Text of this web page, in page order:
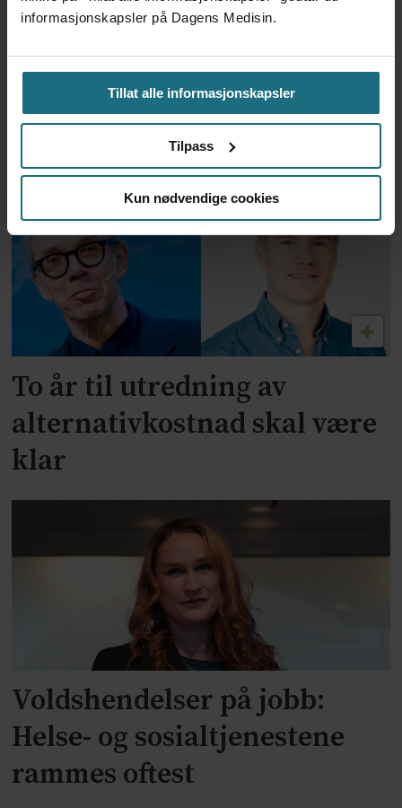
informasjonskapsler på Dagens Medisin.
Tillat alle informasjonskapsler
Tilpass
Kun nødvendige cookies
Feilmedisinert i 18 år – får
millionerstatning
To år til utredning av
alternativkostnad skal være
klar
Voldshendelser på jobb:
Helse- og sosialtjenestene
rammes oftest